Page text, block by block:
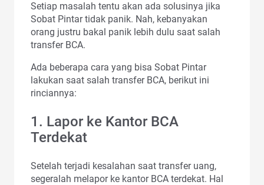
Setiap masalah tentu akan ada solusinya jika
Sobat Pintar tidak panik. Nah, kebanyakan
orang justru bakal panik lebih dulu saat salah
transfer BCA.
Ada beberapa cara yang bisa Sobat Pintar
lakukan saat salah transfer BCA, berikut ini
rinciannya:
1. Lapor ke Kantor BCA
Terdekat
Setelah terjadi kesalahan saat transfer uang,
segeralah melapor ke kantor BCA terdekat. Hal